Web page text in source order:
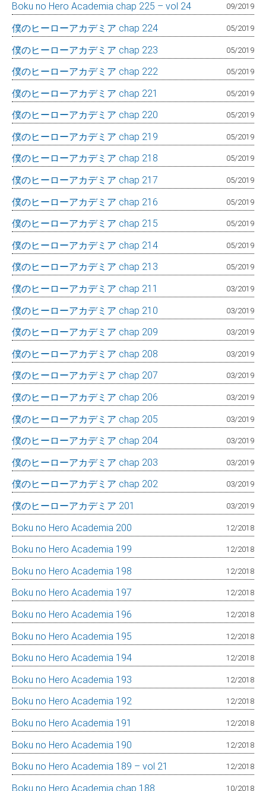
Boku no Hero Academia chap 225 – vol 24 09/2019
僕のヒーローアカデミア chap 224 05/2019
僕のヒーローアカデミア chap 223 05/2019
僕のヒーローアカデミア chap 222 05/2019
僕のヒーローアカデミア chap 221 05/2019
僕のヒーローアカデミア chap 220 05/2019
僕のヒーローアカデミア chap 219 05/2019
僕のヒーローアカデミア chap 218 05/2019
僕のヒーローアカデミア chap 217 05/2019
僕のヒーローアカデミア chap 216 05/2019
僕のヒーローアカデミア chap 215 05/2019
僕のヒーローアカデミア chap 214 05/2019
僕のヒーローアカデミア chap 213 05/2019
僕のヒーローアカデミア chap 211 03/2019
僕のヒーローアカデミア chap 210 03/2019
僕のヒーローアカデミア chap 209 03/2019
僕のヒーローアカデミア chap 208 03/2019
僕のヒーローアカデミア chap 207 03/2019
僕のヒーローアカデミア chap 206 03/2019
僕のヒーローアカデミア chap 205 03/2019
僕のヒーローアカデミア chap 204 03/2019
僕のヒーローアカデミア chap 203 03/2019
僕のヒーローアカデミア chap 202 03/2019
僕のヒーローアカデミア 201 03/2019
Boku no Hero Academia 200 12/2018
Boku no Hero Academia 199 12/2018
Boku no Hero Academia 198 12/2018
Boku no Hero Academia 197 12/2018
Boku no Hero Academia 196 12/2018
Boku no Hero Academia 195 12/2018
Boku no Hero Academia 194 12/2018
Boku no Hero Academia 193 12/2018
Boku no Hero Academia 192 12/2018
Boku no Hero Academia 191 12/2018
Boku no Hero Academia 190 12/2018
Boku no Hero Academia 189 – vol 21 12/2018
Boku no Hero Academia chap 188 10/2018